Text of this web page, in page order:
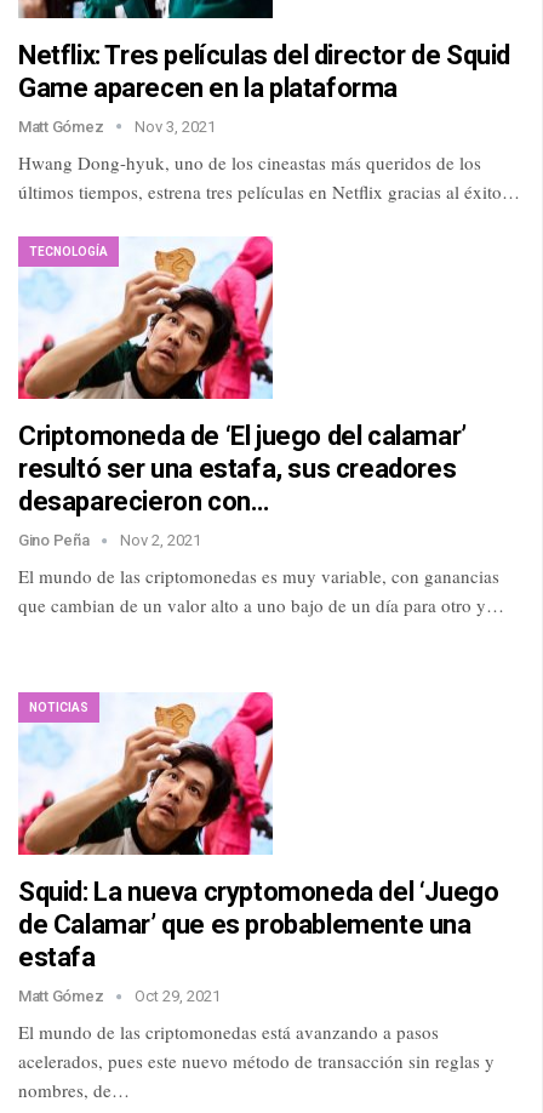
Netflix: Tres películas del director de Squid
Game aparecen en la plataforma
Matt Gómez Nov 3, 2021
Hwang Dong-hyuk, uno de los cineastas más queridos de los
últimos tiempos, estrena tres películas en Netflix gracias al éxito…
TECNOLOGÍA
Criptomoneda de ‘El juego del calamar’
resultó ser una estafa, sus creadores
desaparecieron con…
Gino Peña Nov 2, 2021
El mundo de las criptomonedas es muy variable, con ganancias
que cambian de un valor alto a uno bajo de un día para otro y…
NOTICIAS
Squid: La nueva cryptomoneda del ‘Juego
de Calamar’ que es probablemente una
estafa
Matt Gómez Oct 29, 2021
El mundo de las criptomonedas está avanzando a pasos
acelerados, pues este nuevo método de transacción sin reglas y
nombres, de…